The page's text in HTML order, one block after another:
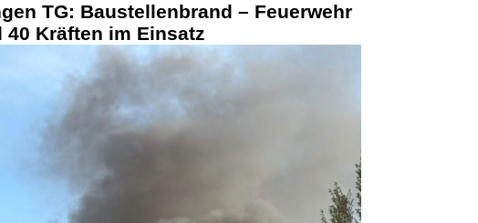
TG: Baustellenbrand – Feuerwehr
40 Kräften im Einsatz